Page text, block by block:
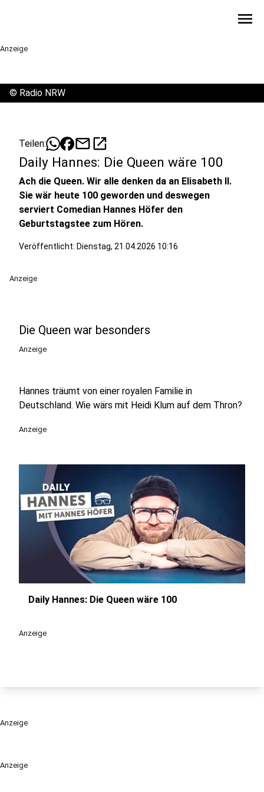
menu
Anzeige
Anzeige
© Radio NRW
Teilen: mailopen_in_new
Daily Hannes: Die Queen wäre 100
Ach die Queen. Wir alle denken da an Elisabeth II.
Sie wär heute 100 geworden und deswegen
serviert Comedian Hannes Höfer den
Geburtstagstee zum Hören.
Veröffentlicht: Dienstag, 21.04.2026 10:16
Anzeige
Die Queen war besonders
Anzeige
Hannes träumt von einer royalen Familie in
Deutschland. Wie wärs mit Heidi Klum auf dem Thron?
Anzeige
Daily Hannes: Die Queen wäre 100
Anzeige
Anzeige